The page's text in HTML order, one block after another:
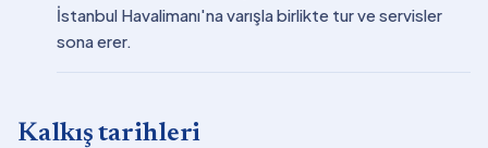
İstanbul Havalimanı'na varışla birlikte tur ve servisler
sona erer.
Kalkış tarihleri